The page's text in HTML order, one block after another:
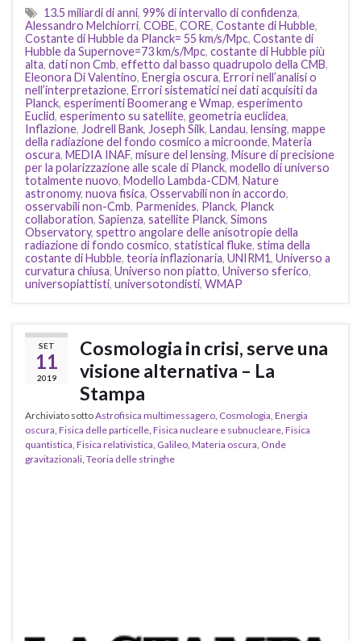
13.5 miliardi di anni, 99% di intervallo di confidenza,
Alessandro Melchiorri, COBE, CORE, Costante di Hubble,
Costante di Hubble da Planck= 55 km/s/Mpc, Costante di
Hubble da Supernove=73 km/s/Mpc, costante di Hubble più
alta, dati non Cmb, effetto dal basso quadrupolo della CMB,
Eleonora Di Valentino, Energia oscura, Errori nell’analisi o
nell’interpretazione, Errori sistematici nei dati acquisiti da
Planck, esperimenti Boomerang e Wmap, esperimento
Euclid, esperimento su satellite, geometria euclidea,
Inflazione, Jodrell Bank, Joseph Silk, Landau, lensing, mappe
della radiazione del fondo cosmico a microonde, Materia
oscura, MEDIA INAF, misure del lensing, Misure di precisione
per la polarizzazione alle scale di Planck, modello di universo
totalmente nuovo, Modello Lambda-CDM, Nature
astronomy, nuova fisica, Osservabili non in accordo,
osservabili non-Cmb, Parmenides, Planck, Planck
collaboration, Sapienza, satellite Planck, Simons
Observatory, spettro angolare delle anisotropie della
radiazione di fondo cosmico, statistical fluke, stima della
costante di Hubble, teoria inflazionaria, UNIRM1, Universo a
curvatura chiusa, Universo non piatto, Universo sferico,
universopiattisti, universotondisti, WMAP
SET
11
2019
Cosmologia in crisi, serve una
visione alternativa – La
Stampa
Archiviato sottoAstrofisica multimessagero Cosmologia Energia
oscura Fisica delle particelle Fisica nucleare e subnucleare Fisica
quantistica Fisica relativistica Galileo Materia oscura Onde
gravitazionali Teoria delle stringhe